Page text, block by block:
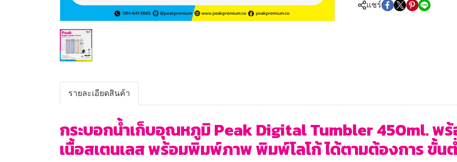
แชร์
รายละเอียดสินค้า
กระบอกน้ำเก็บอุณหภูมิ Peak Digital Tumbler 450ml. พร้
เนื้อสเตนเลส พร้อมพิมพ์ภาพ พิมพ์โลโก้ ได้ตามต้องการ ขั้น